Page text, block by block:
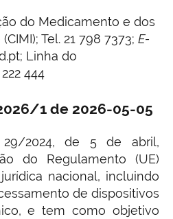
do Medicamento e dos
Tel. 21 798 7373; E-
Linha do
444
1 de 2026-05-05
2024, de 5 de abril,
do Regulamento (UE)
nacional, incluindo
de dispositivos
e tem como objetivo